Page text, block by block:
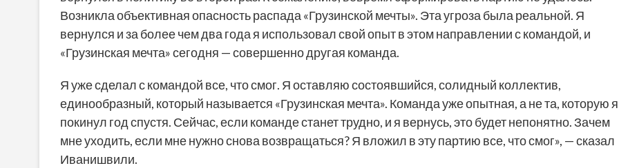
Возникла объективная опасность распада «Грузинской мечты». Эта угроза была реальной. Я
вернулся и за более чем два года я использовал свой опыт в этом направлении с командой, и
«Грузинская мечта» сегодня — совершенно другая команда.
Я уже сделал с командой все, что смог. Я оставляю состоявшийся, солидный коллектив,
единообразный, который называется «Грузинская мечта». Команда уже опытная, а не та, которую я
покинул год спустя. Сейчас, если команде станет трудно, и я вернусь, это будет непонятно. Зачем
мне уходить, если мне нужно снова возвращаться? Я вложил в эту партию все, что смог», — сказал
Иванишвили.